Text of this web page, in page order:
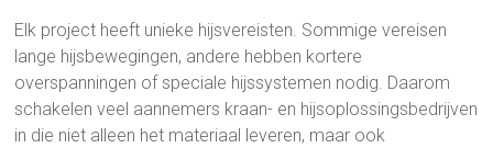
Elk project heeft unieke hijsvereisten. Sommige vereisen
lange hijsbewegingen, andere hebben kortere
overspanningen of speciale hijssystemen nodig. Daarom
schakelen veel aannemers kraan- en hijsoplossingsbedrijven
in die niet alleen het materiaal leveren, maar ook